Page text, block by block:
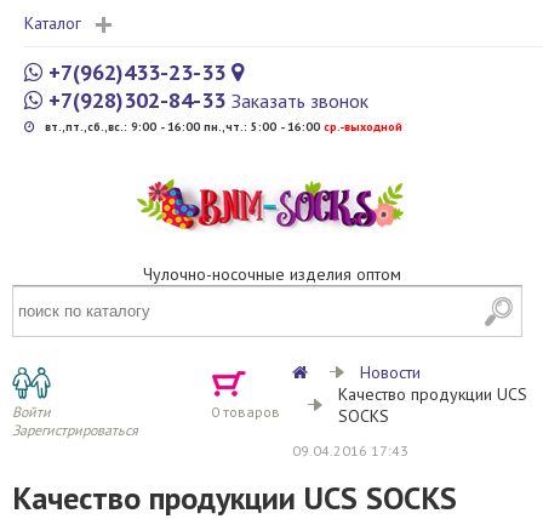
Каталог
+7(962)433-23-33
+7(928)302-84-33 Заказать звонок
вт.,пт.,сб.,вс.: 9:00 - 16:00 пн.,чт.: 5:00 - 16:00 cр.-выходной
Чулочно-носочные изделия оптом
Войти
Зарегистрироваться
0 товаров
Новости
Качество продукции UCS
SOCKS
09.04.2016 17:43
Качество продукции UCS SOCKS